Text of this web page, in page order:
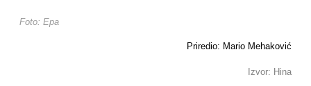
Foto: Epa
Priredio: Mario Mehaković
Izvor: Hina